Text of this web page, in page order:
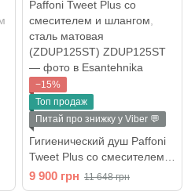
−15%
Топ продаж
Питай про знижку у Viber 💬
Гигиенический душ Paffoni
Tweet Plus со смесителем и
шлангом, сталь матовая
(ZDUP125ST)
9 900 грн 11 648 грн